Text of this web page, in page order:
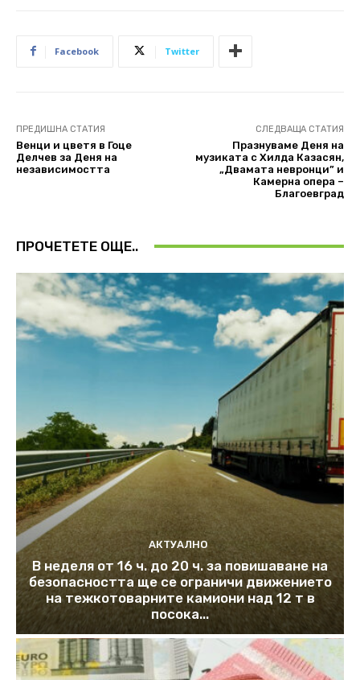
Facebook Twitter
ПРЕДИШНА СТАТИЯ
Венци и цветя в Гоце
Делчев за Деня на
независимостта
СЛЕДВАЩА СТАТИЯ
Празнуваме Деня на
музиката с Хилда Казасян,
„Двамата невронци” и
Камерна опера –
Благоевград
ПРОЧЕТЕТЕ ОЩЕ..
АКТУАЛНО
В неделя от 16 ч. до 20 ч. за повишаване на
безопасността ще се ограничи движението
на тежкотоварните камиони над 12 т в
посока...